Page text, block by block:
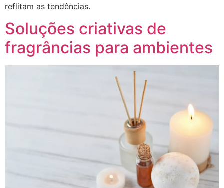
reflitam as tendências.
Soluções criativas de
fragrâncias para ambientes